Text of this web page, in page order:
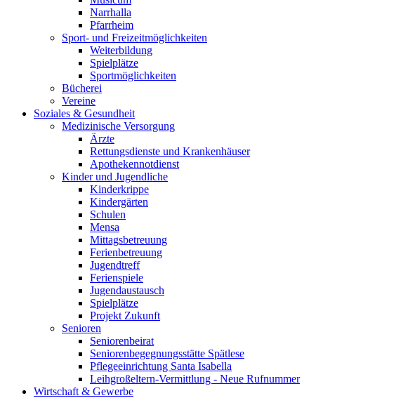
Narrhalla
Pfarrheim
Sport- und Freizeitmöglichkeiten
Weiterbildung
Spielplätze
Sportmöglichkeiten
Bücherei
Vereine
Soziales & Gesundheit
Medizinische Versorgung
Ärzte
Rettungsdienste und Krankenhäuser
Apothekennotdienst
Kinder und Jugendliche
Kinderkrippe
Kindergärten
Schulen
Mensa
Mittagsbetreuung
Ferienbetreuung
Jugendtreff
Ferienspiele
Jugendaustausch
Spielplätze
Projekt Zukunft
Senioren
Seniorenbeirat
Seniorenbegegnungsstätte Spätlese
Pflegeeinrichtung Santa Isabella
Leihgroßeltern-Vermittlung - Neue Rufnummer
Wirtschaft & Gewerbe